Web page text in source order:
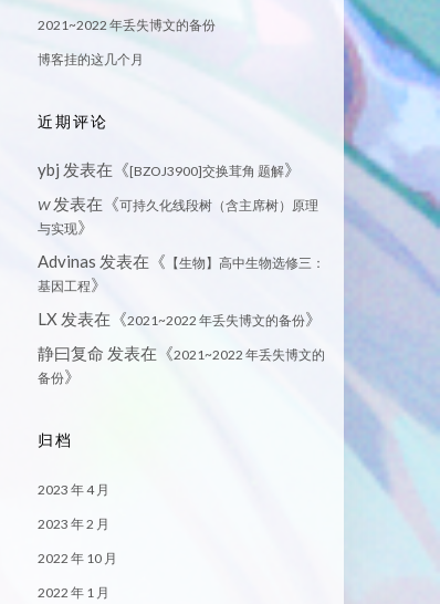
2021~2022 年丢失博文的备份
博客挂的这几个月
近期评论
ybj 发表在《[BZOJ3900]交换茸角 题解》
W发表在《可持久化线段树（含主席树）原理
与实现》
Advinas 发表在《 【生物】高中生物选修三：
基因工程》
LX 发表在《2021~2022 年丢失博文的备份》
静曰复命 发表在《2021~2022 年丢失博文的
备份》
归档
2023 年 4 月
2023 年 2 月
2022 年 10 月
2022 年 1 月